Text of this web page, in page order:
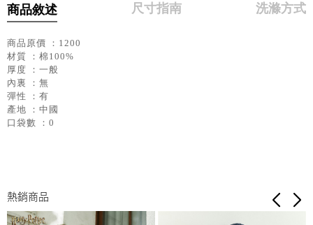
商品敘述 尺寸指南 洗滌方式
商品原價 ：1200
材質 ：棉100%
厚度 ：一般
內裏 ：無
彈性 ：有
產地 ：中國
口袋數 ：0
熱銷商品